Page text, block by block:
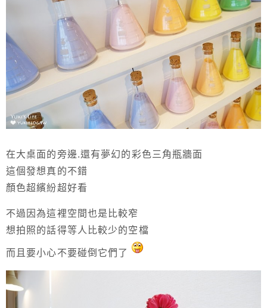
在大桌面的旁邊.還有夢幻的彩色三角瓶牆面
這個發想真的不錯
顏色超繽紛超好看
不過因為這裡空間也是比較窄
想拍照的話得等人比較少的空檔
而且要小心不要碰倒它們了